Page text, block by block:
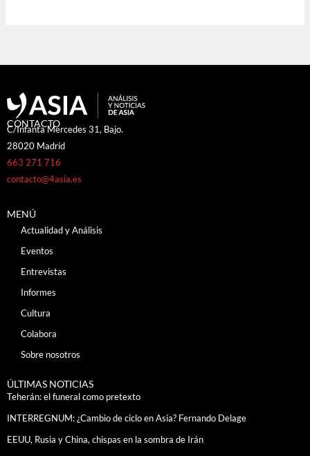
CONTACTO
C/Infanta Mercedes 31, Bajo.
28020 Madrid
663 271 716
contacto@4asia.es
MENÚ
Actualidad y Análisis
Eventos
Entrevistas
Informes
Cultura
Colabora
Sobre nosotros
ÚLTIMAS NOTICIAS
Teherán: el funeral como pretexto
INTERREGNUM: ¿Cambio de ciclo en Asia? Fernando Delage
EEUU, Rusia y China, chispas en la sombra de Irán